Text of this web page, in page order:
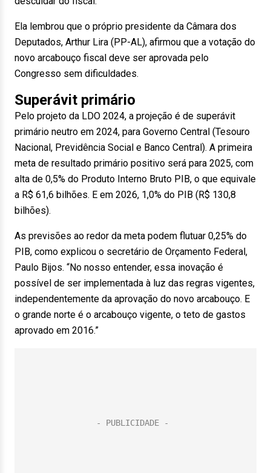
Ela lembrou que o próprio presidente da Câmara dos
Deputados, Arthur Lira (PP-AL), afirmou que a votação do
novo arcabouço fiscal deve ser aprovada pelo
Congresso sem dificuldades.
Superávit primário
Pelo projeto da LDO 2024, a projeção é de superávit
primário neutro em 2024, para Governo Central (Tesouro
Nacional, Previdência Social e Banco Central). A primeira
meta de resultado primário positivo será para 2025, com
alta de 0,5% do Produto Interno Bruto PIB, o que equivale
a R$ 61,6 bilhões. E em 2026, 1,0% do PIB (R$ 130,8
bilhões).
As previsões ao redor da meta podem flutuar 0,25% do
PIB, como explicou o secretário de Orçamento Federal,
Paulo Bijos. “No nosso entender, essa inovação é
possível de ser implementada à luz das regras vigentes,
independentemente da aprovação do novo arcabouço. E
o grande norte é o arcabouço vigente, o teto de gastos
aprovado em 2016.”